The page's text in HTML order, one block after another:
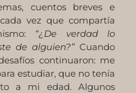
cuentos breves e
vez que compartía
“¿De verdad lo
de alguien?” Cuando
continuaron: me
estudiar, que no tenía
a mi edad. Algunos